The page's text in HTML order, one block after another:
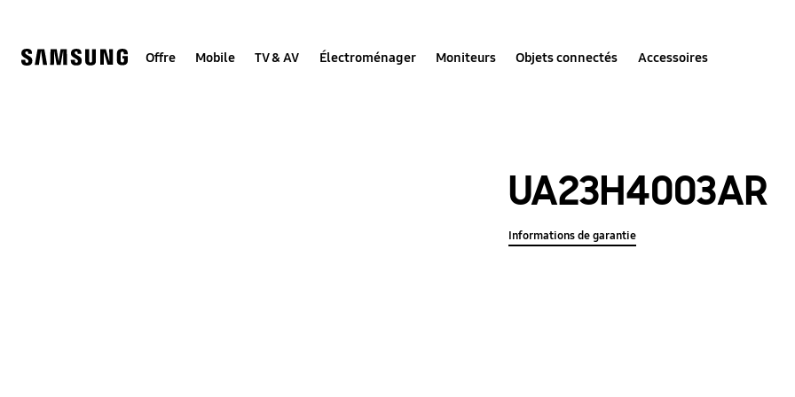
Offre Mobile TV & AV Électroménager Moniteurs Objets connectés Accessoires
UA23H4003AR
Informations de garantie